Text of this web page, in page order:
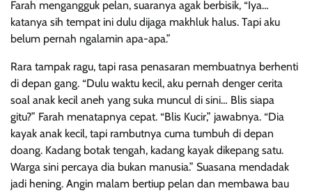
Farah mengangguk pelan, suaranya agak berbisik, “Iya…
katanya sih tempat ini dulu dijaga makhluk halus. Tapi aku
belum pernah ngalamin apa-apa.”
Rara tampak ragu, tapi rasa penasaran membuatnya berhenti
di depan gang. “Dulu waktu kecil, aku pernah denger cerita
soal anak kecil aneh yang suka muncul di sini… Blis siapa
gitu?” Farah menatapnya cepat. “Blis Kucir,” jawabnya. “Dia
kayak anak kecil, tapi rambutnya cuma tumbuh di depan
doang. Kadang botak tengah, kadang kayak dikepang satu.
Warga sini percaya dia bukan manusia.” Suasana mendadak
jadi hening. Angin malam bertiup pelan dan membawa bau